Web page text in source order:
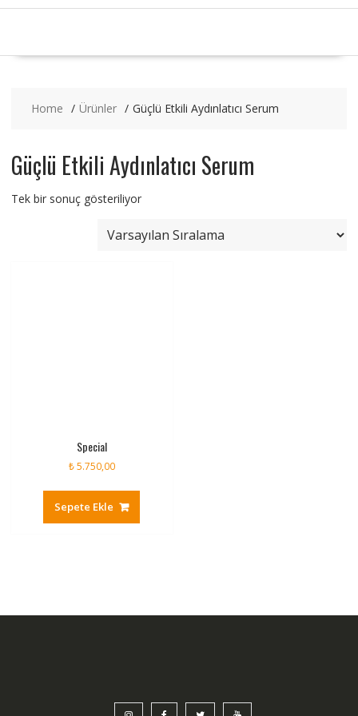
Home Ürünler Güçlü Etkili Aydınlatıcı Serum
Güçlü Etkili Aydınlatıcı Serum
Tek bir sonuç gösteriliyor
Special
₺5.750,00
Sepete Ekle